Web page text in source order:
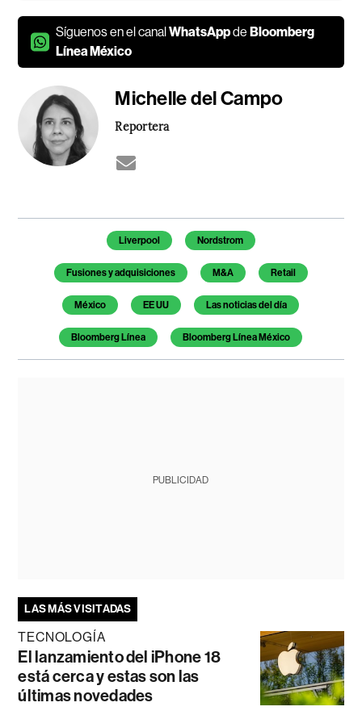
Síguenos en el canalWhatsAppdeBloomberg
Línea México
Michelle del Campo
Reportera
Temas de este artículo
Liverpool Nordstrom
Fusiones y adquisiciones M&A Retail
México EE UU Las noticias del día
Bloomberg Línea Bloomberg Línea México
PUBLICIDAD
LAS MÁS VISITADAS
TECNOLOGÍA
El lanzamiento del iPhone 18
está cerca y estas son las
últimas novedades